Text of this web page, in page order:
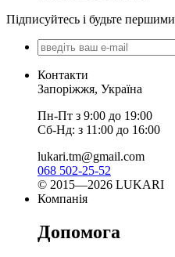
Підписуйтесь і будьте першими
Контакти
Запоріжжя, Україна
Пн-Пт з 9:00 до 19:00
Сб-Нд: з 11:00 до 16:00
lukari.tm@gmail.com
068 502-25-52
© 2015—2026 LUKARI
Компанія
Допомога